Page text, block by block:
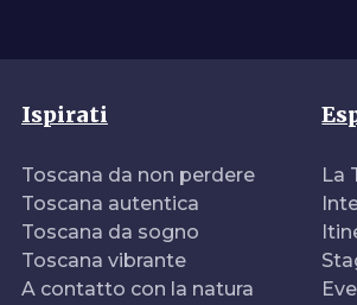
Ispirati
Toscana da non perdere
Toscana autentica
Toscana da sogno
Toscana vibrante
A contatto con la natura
La